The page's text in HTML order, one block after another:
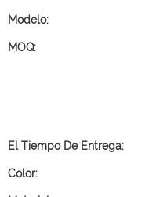
Modelo:
MOQ:
El Tiempo De Entrega:
Color: